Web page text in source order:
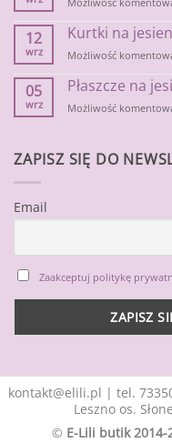
12
wrz
Kurtki na
Możliwość
05
wrz
Płaszcze na
Możliwość
ZAPISZ SIĘ DO
Email
Zaakceptuj politykę
kontakt@elili.pl | tel.
Leszno os.
© E-Lili butik 2014-